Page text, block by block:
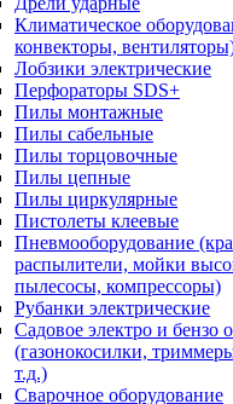
Климатическое
конвекторы,
Лобзики электрические
Перфораторы SDS+
Пилы монтажные
Пилы сабельные
Пилы торцовочные
Пилы цепные
Пилы циркулярные
Пистолеты клеевые
Пневмооборудование
распылители, мойки
пылесосы, компрессоры)
Рубанки электрические
Садовое электро и бензо
(газонокосилки,
т.д.)
Сварочное оборудование